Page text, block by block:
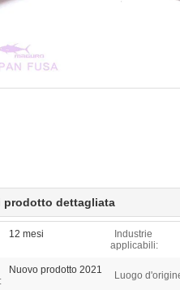
prodotto dettagliata
12 mesi
Industrie
applicabili:
Nuovo prodotto 2021 Luogo